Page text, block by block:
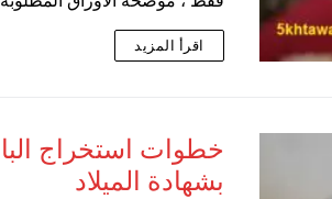
اقرأ المزيد
خطوات استخراج
بشهادة الميلاد